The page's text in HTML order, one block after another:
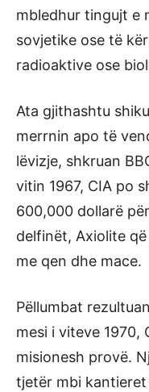
mbledhur tingujt e
sovjetike ose të
radioaktive ose
Ata gjithashtu
merrnin apo të
lëvizje, shkruan
vitin 1967, CIA po
600,000 dollarë
delfinët, Axiolite
me qen dhe mace.
Pëllumbat
mesi i viteve 1970,
misionesh provë.
tjetër mbi